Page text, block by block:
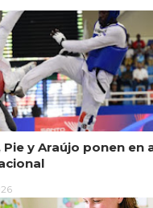
y Araújo ponen en